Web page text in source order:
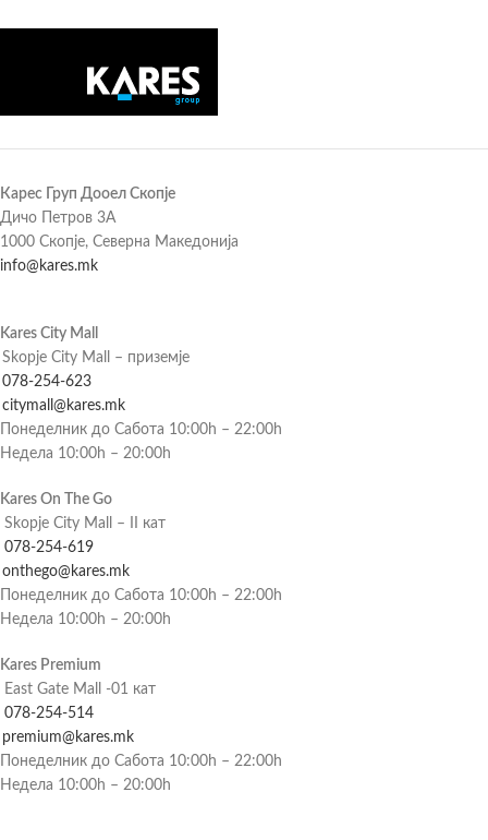
Карес Груп Дооел Скопје
Дичо Петров 3А
1000 Скопје, Северна Македонија
info@kares.mk
Kares City Mall
Skopje City Mall – приземје
078-254-623
citymall@kares.mk
Понеделник до Сабота 10:00h – 22:00h
Недела 10:00h – 20:00h
Kares On The Go
Skopje City Mall – II кат
078-254-619
onthego@kares.mk
Понеделник до Сабота 10:00h – 22:00h
Недела 10:00h – 20:00h
Kares Premium
East Gate Mall -01 кат
078-254-514
premium@kares.mk
Понеделник до Сабота 10:00h – 22:00h
Недела 10:00h – 20:00h